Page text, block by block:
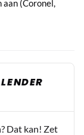
aan (Coronel,
Dat kan! Zet